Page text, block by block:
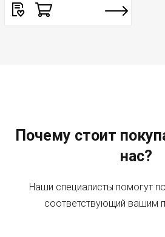
Почему стоит
нас?
Наши специалисты помогут
соответствующий вашим